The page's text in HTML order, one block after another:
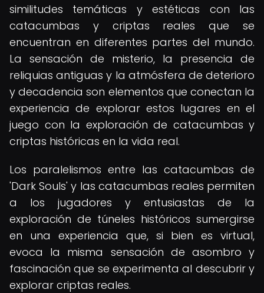
similitudes temáticas y estéticas con las
catacumbas y criptas reales que se
encuentran en diferentes partes del mundo.
La sensación de misterio, la presencia de
reliquias antiguas y la atmósfera de deterioro
y decadencia son elementos que conectan la
experiencia de explorar estos lugares en el
juego con la exploración de catacumbas y
criptas históricas en la vida real.
Los paralelismos entre las catacumbas de
'Dark Souls' y las catacumbas reales permiten
a los jugadores y entusiastas de la
exploración de túneles históricos sumergirse
en una experiencia que, si bien es virtual,
evoca la misma sensación de asombro y
fascinación que se experimenta al descubrir y
explorar criptas reales.